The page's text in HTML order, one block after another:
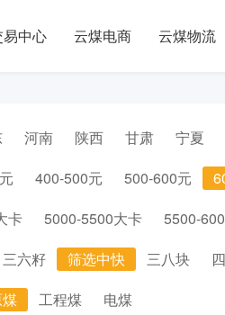
易中心 云煤电商 云煤物流
河南 陕西 甘肃 宁夏
400-500元 500-600元
卡 5000-5500大卡 5500-
三六籽 筛选中快 三八块
工程煤
电煤